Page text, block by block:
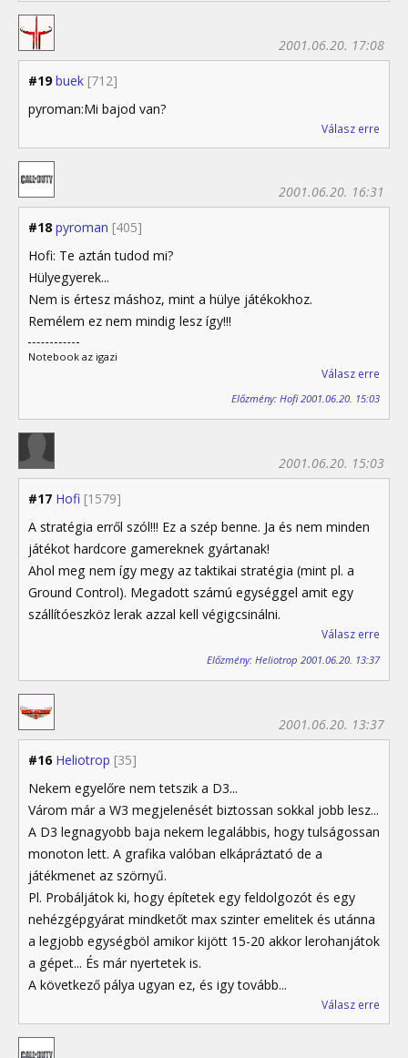
#19 buek [712]
2001.06.20. 17:08
pyroman:Mi bajod van?
Válasz erre
#18 pyroman [405]
2001.06.20. 16:31
Hofi: Te aztán tudod mi?
Hülyegyerek...
Nem is értesz máshoz, mint a hülye játékokhoz.
Remélem ez nem mindig lesz így!!!
Notebook az igazi
Válasz erre
Előzmény: Hofi 2001.06.20. 15:03
#17 Hofi [1579]
2001.06.20. 15:03
A stratégia erről szól!!! Ez a szép benne. Ja és nem minden
játékot hardcore gamereknek gyártanak!
Ahol meg nem így megy az taktikai stratégia (mint pl. a
Ground Control). Megadott számú egységgel amit egy
szállítóeszköz lerak azzal kell végigcsinálni.
Válasz erre
Előzmény: Heliotrop 2001.06.20. 13:37
#16 Heliotrop [35]
2001.06.20. 13:37
Nekem egyelőre nem tetszik a D3...
Várom már a W3 megjelenését biztossan sokkal jobb lesz...
A D3 legnagyobb baja nekem legalábbis, hogy tulságossan
monoton lett. A grafika valóban elkápráztató de a
játékmenet az szörnyű.
Pl. Probáljátok ki, hogy építetek egy feldolgozót és egy
nehézgépgyárat mindketőt max szinter emelitek és utánna
a legjobb egységböl amikor kijött 15-20 akkor lerohanjátok
a gépet... És már nyertetek is.
A következő pálya ugyan ez, és igy tovább...
Válasz erre